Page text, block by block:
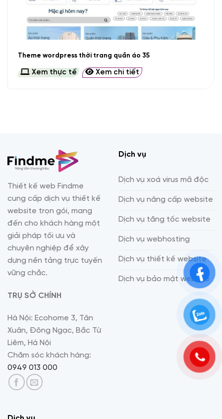
Theme wordpress thời trang quần áo 35
Xem thực tế Xem chi tiết
Thiết kế web Findme
cung cấp dịch vụ thiết kế
website trọn gói, mang
đến cho khách hàng một
giải pháp tối ưu và
chuyên nghiệp để xây
dựng nền tảng trực tuyến
vững chắc.
TRỤ SỞ CHÍNH
Hà Nội: Ecohome 3, Tân
Xuân, Đông Ngạc, Bắc Từ
Liêm, Hà Nội
Chăm sóc khách hàng:
0949 013 000
Dịch vụ
Dịch vụ xoá virus mã độc
Dịch vụ nâng cấp website
Dịch vụ tăng tốc website
Dịch vụ webhosting
Dịch vụ thiết kế website
Dịch vụ bảo mật website